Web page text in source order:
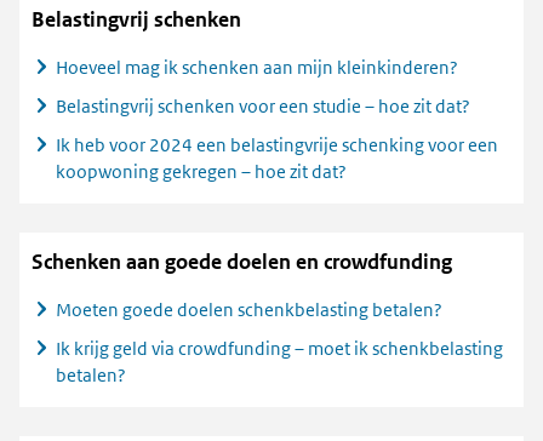
Belastingvrij schenken
Hoeveel mag ik schenken aan mijn kleinkinderen?
Belastingvrij schenken voor een studie – hoe zit dat?
Ik heb voor 2024 een belastingvrije schenking voor een
koopwoning gekregen – hoe zit dat?
Schenken aan goede doelen en crowdfunding
Moeten goede doelen schenkbelasting betalen?
Ik krijg geld via crowdfunding – moet ik schenkbelasting
betalen?